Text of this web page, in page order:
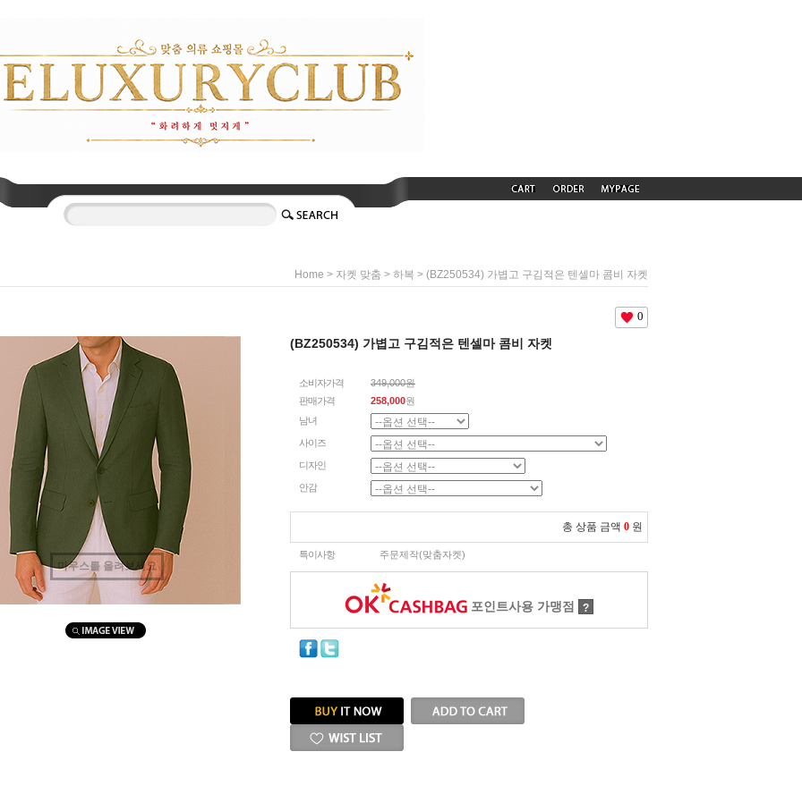
Home > 자켓 맞춤 > 하복 > (BZ250534) 가볍고 구김적은 텐셀마 콤비 자켓
마우스를 올려보세요
0
(BZ250534) 가볍고 구김적은 텐셀마 콤비 자켓
소비자가격
349,000원
판매가격
258,000원
남녀
사이즈
디자인
안감
총 상품 금액 0 원
특이사항 주문제작(맞춤자켓)
포인트사용 가맹점 ?